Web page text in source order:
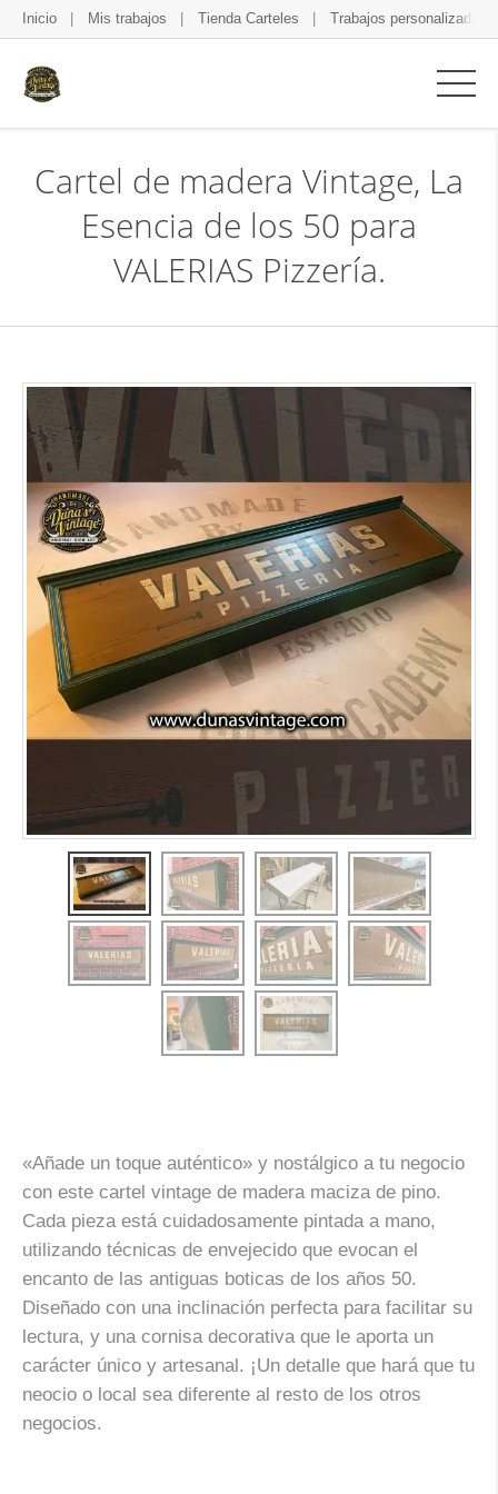
Inicio Mis trabajos Tienda Carteles Trabajos personalizados
Cartel de madera Vintage, La
Esencia de los 50 para
VALERIAS Pizzería.
«Añade un toque auténtico» y nostálgico a tu negocio
con este cartel vintage de madera maciza de pino.
Cada pieza está cuidadosamente pintada a mano,
utilizando técnicas de envejecido que evocan el
encanto de las antiguas boticas de los años 50.
Diseñado con una inclinación perfecta para facilitar su
lectura, y una cornisa decorativa que le aporta un
carácter único y artesanal. ¡Un detalle que hará que tu
neocio o local sea diferente al resto de los otros
negocios.